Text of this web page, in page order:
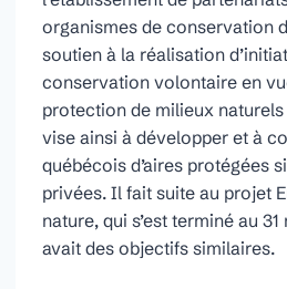
organismes de conservation
soutien à la réalisation
conservation volontaire en
protection de milieux naturels
vise ainsi à développer et à
québécois d’aires protégées
privées. Il fait suite au projet
nature, qui s’est terminé au
avait des objectifs similaires.